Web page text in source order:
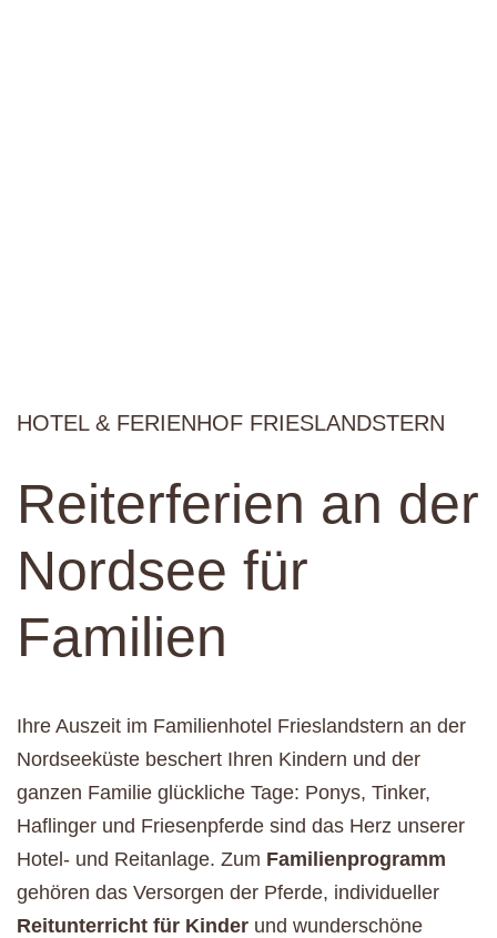
HOTEL & FERIENHOF FRIESLANDSTERN
Reiterferien an der
Nordsee für
Familien
Ihre Auszeit im Familienhotel Frieslandstern an der
Nordseeküste beschert Ihren Kindern und der
ganzen Familie glückliche Tage: Ponys, Tinker,
Haflinger und Friesenpferde sind das Herz unserer
Hotel- und Reitanlage. Zum Familienprogramm
gehören das Versorgen der Pferde, individueller
Reitunterricht für Kinder und wunderschöne